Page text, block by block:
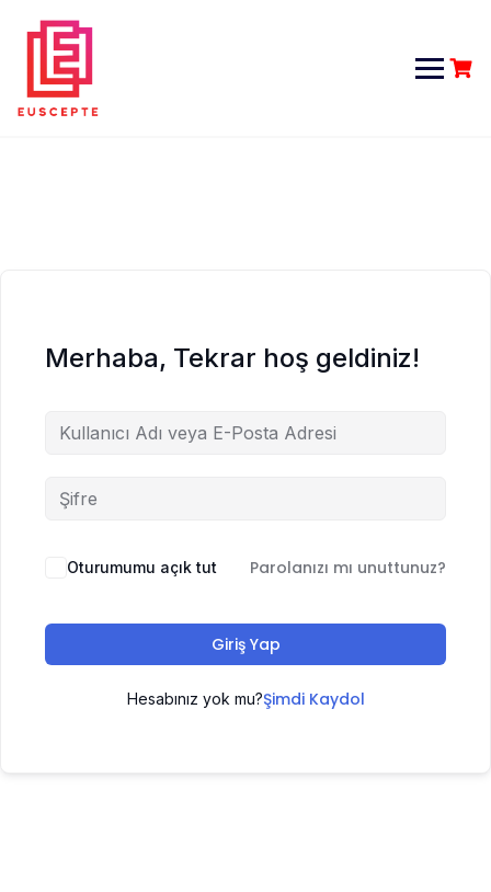
content
Merhaba, Tekrar hoş geldiniz!
Oturumumu açık tut Parolanızı mı unuttunuz?
Giriş Yap
Hesabınız yok mu?Şimdi Kaydol